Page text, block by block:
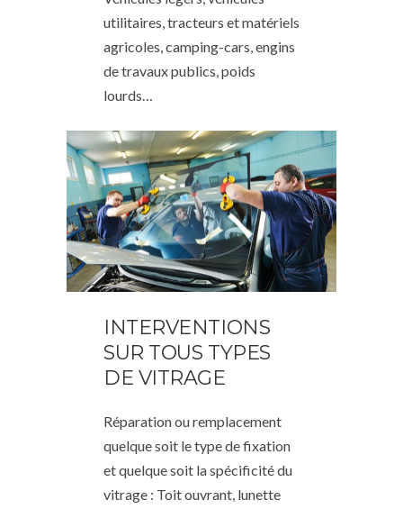
utilitaires, tracteurs et matériels
agricoles, camping-cars, engins
de travaux publics, poids
lourds…
INTERVENTIONS
SUR TOUS TYPES
DE VITRAGE
Réparation ou remplacement
quelque soit le type de fixation
et quelque soit la spécificité du
vitrage : Toit ouvrant, lunette